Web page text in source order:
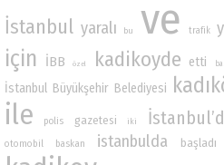
İstanbul yaralı bu ve trafik
için İBB özel kadikoyde etti
İstanbul Büyükşehir Belediyesi
ile polis gazetesi iki
otomobil baskan istanbulda başladı